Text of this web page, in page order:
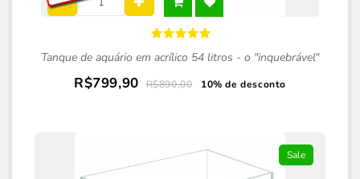
Tanque de aquário em acrílico 54 litros - o "inquebrável"
R$799,90 R$890,00 10% de desconto
Sale